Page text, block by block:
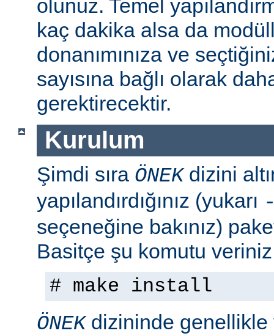
olunuz. Temel
kaç dakika alsa da
donanımınıza ve
sayısına bağlı olarak
gerektirecektir.
Kurulum
Şimdi sıra ÖNEKdizini
yapılandırdığınız (yukarı
seçeneğine bakınız)
Basitçe şu komutu
# make install
ÖNEKdizininde genellikle